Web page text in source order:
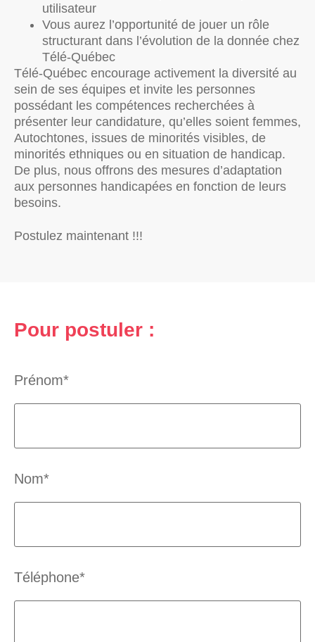
utilisateur
Vous aurez l’opportunité de jouer un rôle
structurant dans l’évolution de la donnée chez
Télé-Québec
Télé-Québec encourage activement la diversité au
sein de ses équipes et invite les personnes
possédant les compétences recherchées à
présenter leur candidature, qu’elles soient femmes,
Autochtones, issues de minorités visibles, de
minorités ethniques ou en situation de handicap.
De plus, nous offrons des mesures d’adaptation
aux personnes handicapées en fonction de leurs
besoins.
Postulez maintenant !!!
Pour postuler :
Prénom*
Nom*
Téléphone*